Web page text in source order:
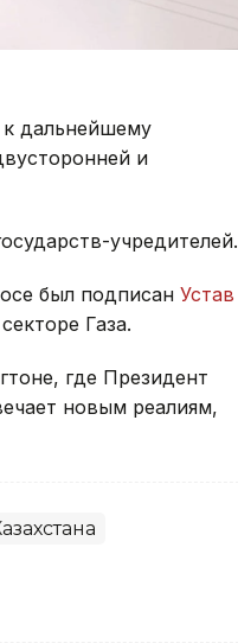
дальнейшему
и
учредителей.
был подписан Устав
Газа.
где Президент
новым реалиям,